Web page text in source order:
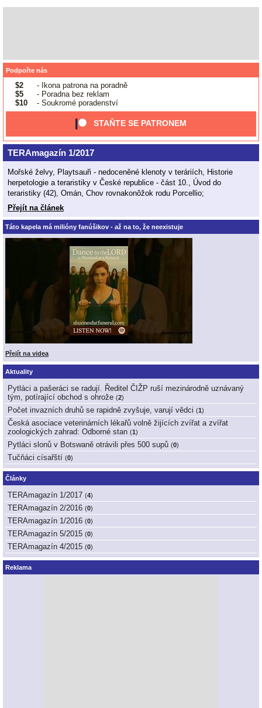
Podpořte nás
$2
- Ikona patrona na poradně
$5
- Poradna bez reklam
$10
- Soukromé poradenství
STAŇTE SE PATRONEM
TERAmagazín 1/2017
Mořské želvy, Playtsauři - nedoceněné klenoty v teráriích, Historie
herpetologie a teraristiky v České republice - část 10., Úvod do
teraristiky (42), Omán, Chov rovnakonôžok rodu Porcellio;
Přejít na článek
Táto kapela má milióny fanúšikov - až na to, že neexistuje
Přejít na videa
Aktuality
Pytláci a pašeráci se radují. Ředitel ČIŽP ruší mezinárodně uznávaný
tým, potírající obchod s ohrože (2)
Počet invazních druhů se rapidně zvyšuje, varují vědci (1 )
Česká asociace veterinárních lékařů volně žijících zvířat a zvířat
zoologických zahrad: Odborné stan (1 )
Pytláci slonů v Botswaně otrávili přes 500 supů (0)
Tučňáci císařští (0)
Články
TERAmagazín 1/2017 (4)
TERAmagazín 2/2016 (0)
TERAmagazín 1/2016 (0)
TERAmagazín 5/2015 (0)
TERAmagazín 4/2015 (0)
Reklama